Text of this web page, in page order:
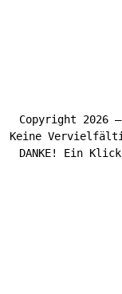
Copyright 2026
Keine
DANKE! Ein